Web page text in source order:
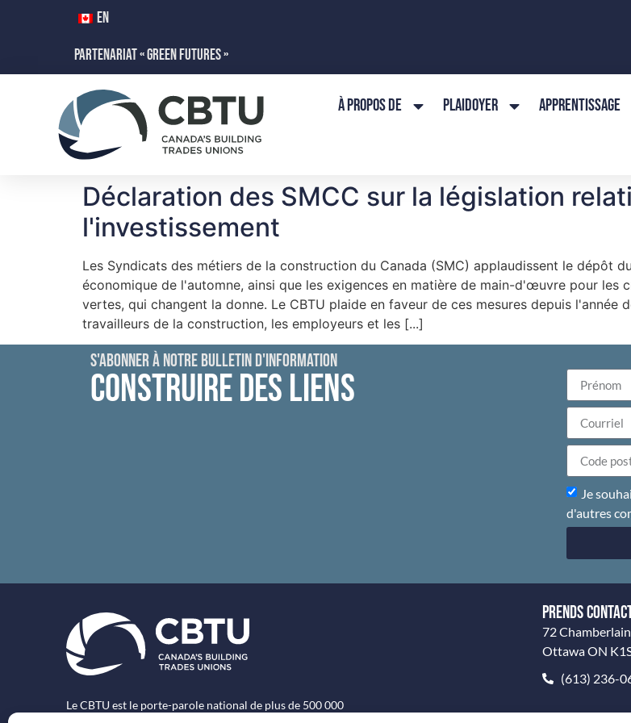
EN
PARTENARIAT « GREEN FUTURES »
À PROPOS DE PLAIDOYER APPRENTISSAGE
Déclaration des SMCC sur la législation
l'investissement
Les Syndicats des métiers de la construction du Canada (SMC) applaudissent le dépôt
économique de l'automne, ainsi que les exigences en matière de main-d'œuvre pour
vertes, qui changent la donne. Le CBTU plaide en faveur de ces mesures depuis
travailleurs de la construction, les employeurs et les [...]
S'ABONNER À NOTRE BULLETIN D'INFORMATION
CONSTRUIRE DES LIENS
Je
d'autres
Le CBTU est le porte-parole national de plus de 500 000
PRENDS
72
Ottawa ON
(613) 236-